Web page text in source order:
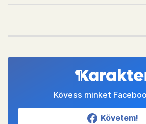
Kövess minket
Követem!